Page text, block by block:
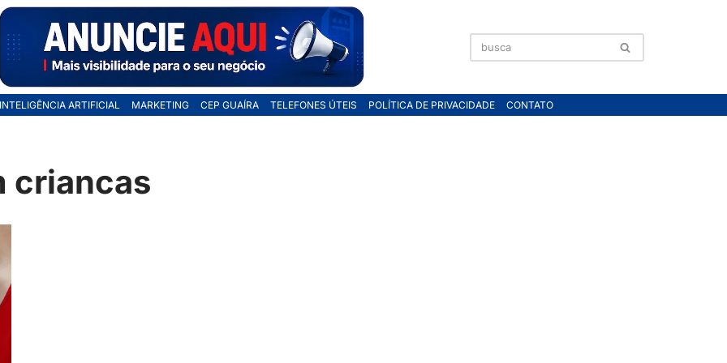
INTELIGÊNCIA ARTIFICIAL MARKETING CEP GUAÍRA TELEFONES ÚTEIS POLÍTICA DE PRIVACIDADE CONTATO
criancas